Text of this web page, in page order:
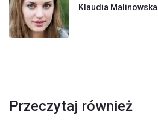
Klaudia Malinowska
Przeczytaj również